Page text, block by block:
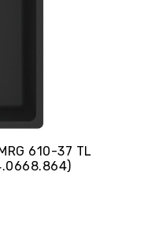
610-37 TL